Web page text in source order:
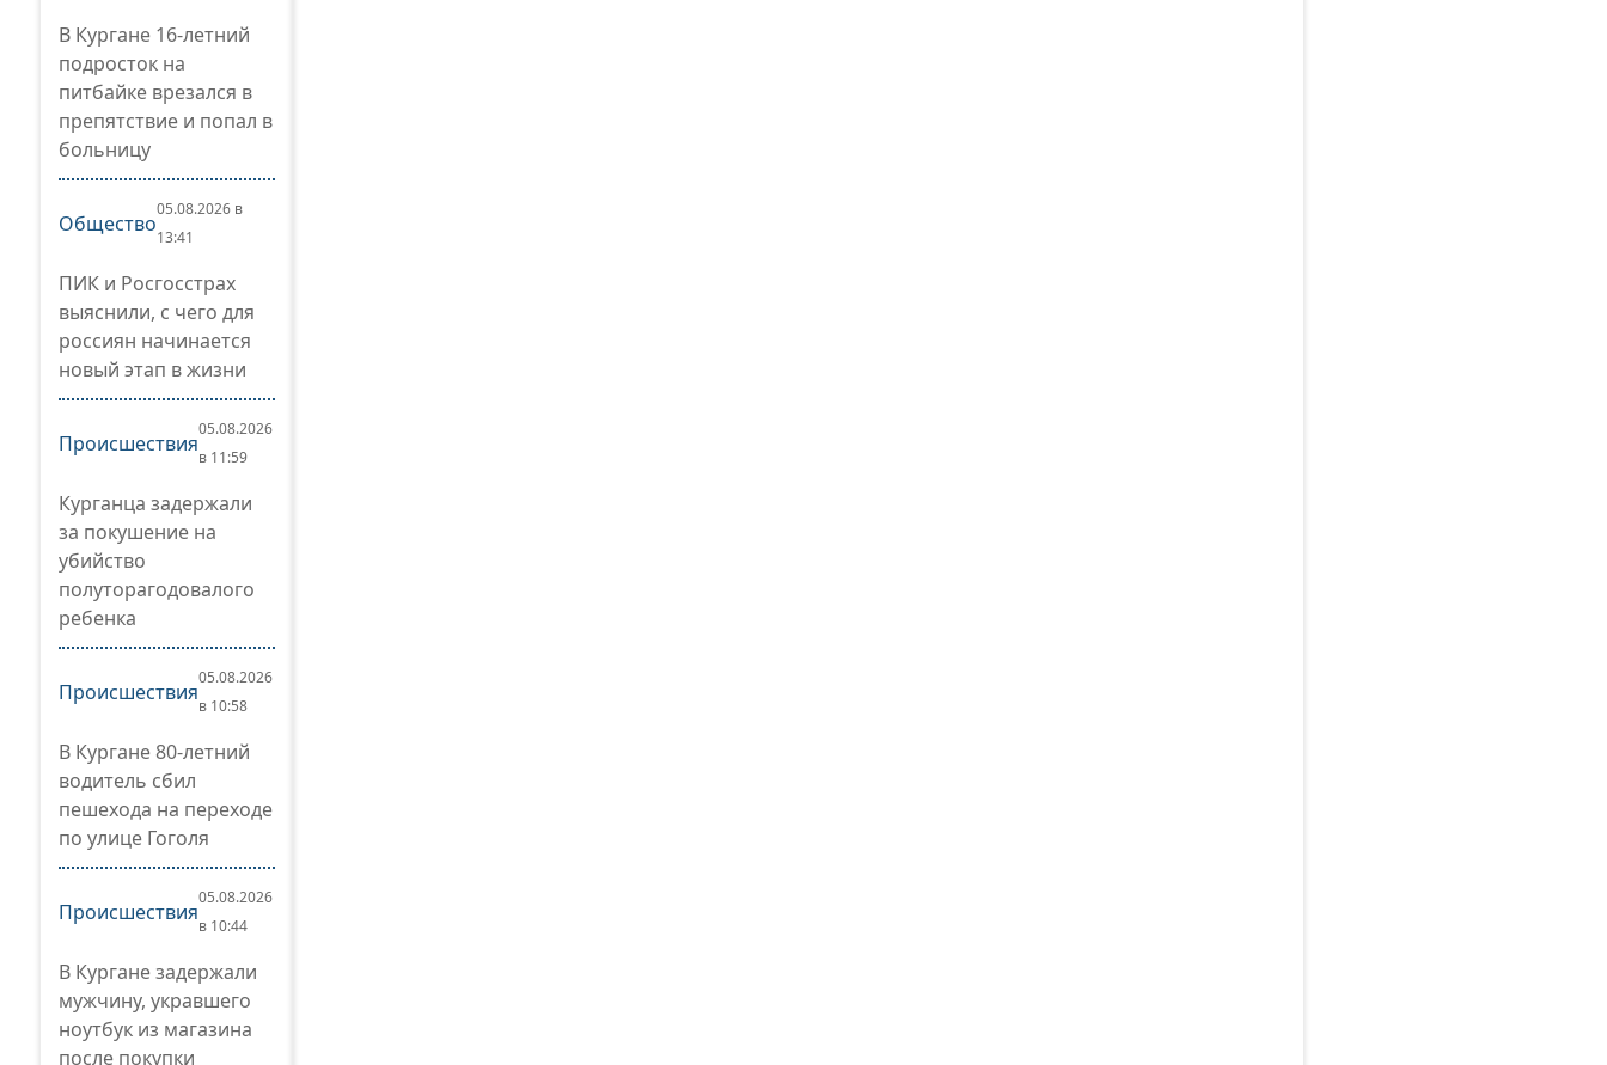
В Кургане 16-летний
подросток на
питбайке врезался в
препятствие и попал в
больницу
Общество
05.08.2026 в
13:41
ПИК и Росгосстрах
выяснили, с чего для
россиян начинается
новый этап в жизни
Происшествия
05.08.2026
в 11:59
Курганца задержали
за покушение на
убийство
полуторагодовалого
ребенка
Происшествия
05.08.2026
в 10:58
В Кургане 80-летний
водитель сбил
пешехода на переходе
по улице Гоголя
Происшествия
05.08.2026
в 10:44
В Кургане задержали
мужчину, укравшего
ноутбук из магазина
после покупки